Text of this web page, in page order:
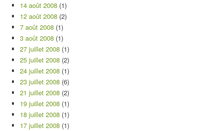
14 août 2008 (1)
12 août 2008 (2)
7 août 2008 (1)
3 août 2008 (1)
27 juillet 2008 (1)
25 juillet 2008 (2)
24 juillet 2008 (1)
23 juillet 2008 (6)
21 juillet 2008 (2)
19 juillet 2008 (1)
18 juillet 2008 (1)
17 juillet 2008 (1)